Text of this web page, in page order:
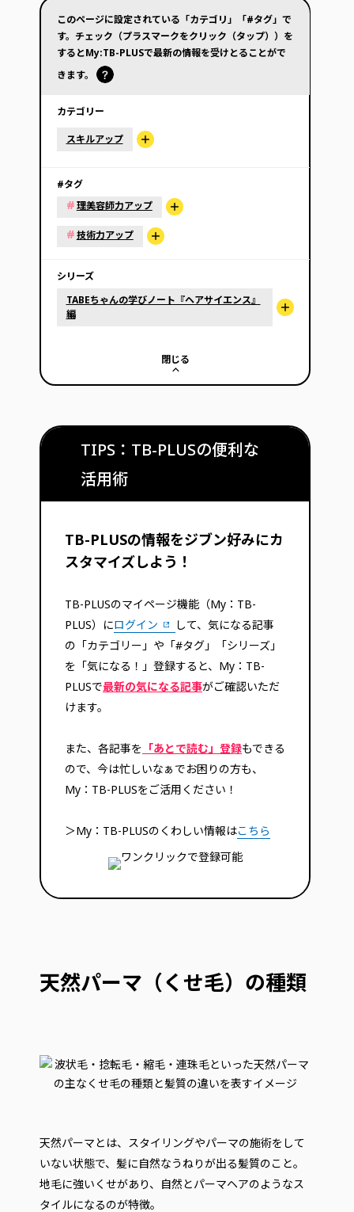
このページに設定されている「カテゴリ」「#タグ」で
す。チェック（プラスマークをクリック（タップ））を
するとMy:TB-PLUSで最新の情報を受けとることがで
きます。
カテゴリー
スキルアップ
#タグ
#理美容師力アップ
#技術力アップ
シリーズ
TABEちゃんの学びノート『ヘアサイエンス』
編
閉じる
TIPS：TB-PLUSの便利な
活用術
TB-PLUSの情報をジブン好みにカ
スタマイズしよう！
TB-PLUSのマイページ機能（My：TB-
PLUS）にログイン
して、気になる記事
の「カテゴリー」や「#タグ」「シリーズ」
を「気になる！」登録すると、My：TB-
PLUSで最新の気になる記事がご確認いただ
けます。
また、各記事を 「あとで読む」登録もできる
ので、今は忙しいなぁでお困りの方も、
My：TB-PLUSをご活用ください！
＞My：TB-PLUSのくわしい情報はこちら
天然パーマ（くせ毛）の種類
天然パーマとは、スタイリングやパーマの施術をして
いない状態で、髪に自然なうねりが出る髪質のこと。
地毛に強いくせがあり、自然とパーマヘアのようなス
タイルになるのが特徴。